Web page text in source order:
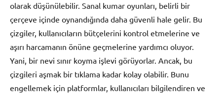
olarak düşünülebilir. Sanal kumar oyunları, belirli bir
çerçeve içinde oynandığında daha güvenli hale gelir. Bu
çizgiler, kullanıcıların bütçelerini kontrol etmelerine ve
aşırı harcamanın önüne geçmelerine yardımcı oluyor.
Yani, bir nevi sınır koyma işlevi görüyorlar. Ancak, bu
çizgileri aşmak bir tıklama kadar kolay olabilir. Bunu
engellemek için platformlar, kullanıcıları bilgilendiren ve